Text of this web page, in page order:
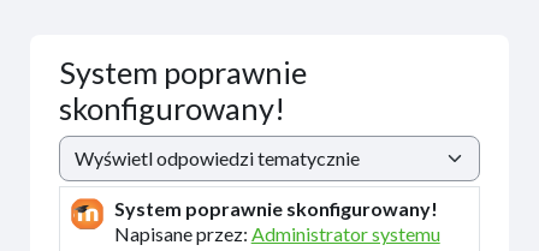
System poprawnie
skonfigurowany!
Sposób wyświetlania
System poprawnie skonfigurowany!
Napisane przez: Administrator systemu
Liczba odpowiedzi: 0